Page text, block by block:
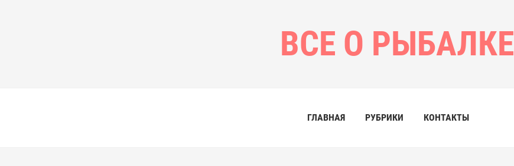
ВСЕ О РЫБАЛКЕ
ГЛАВНАЯ РУБРИКИ КОНТАКТЫ